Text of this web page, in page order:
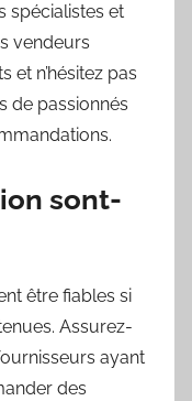
spécialistes et
vendeurs
et n’hésitez pas
de passionnés
sont-
être fiables si
Assurez-
ayant
des